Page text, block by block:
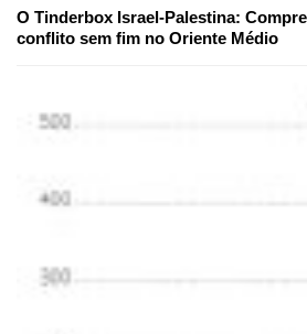
O Tinderbox Israel-Palestina:
conflito sem fim no Oriente Médio